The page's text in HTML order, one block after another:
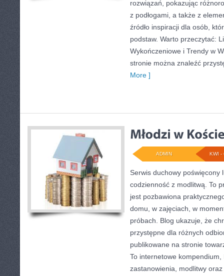
rozwiązań, pokazując
z podłogami, a także z
źródło inspiracji dla osób,
podstaw. Warto przeczytać:
Wykończeniowe i Trendy w
stronie można znaleźć
More ]
KWI -
ADMIN
Serwis duchowy poświęcony
codzienność z modlitwą. To
jest pozbawiona
domu, w zajęciach, w
próbach. Blog ukazuje, że
przystępne dla różnych
publikowane na stronie
To internetowe
zastanowienia, modlitwy